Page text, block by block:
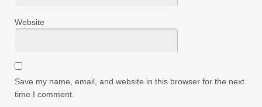
Website
Save my name, email, and website in this browser for the next
time I comment.